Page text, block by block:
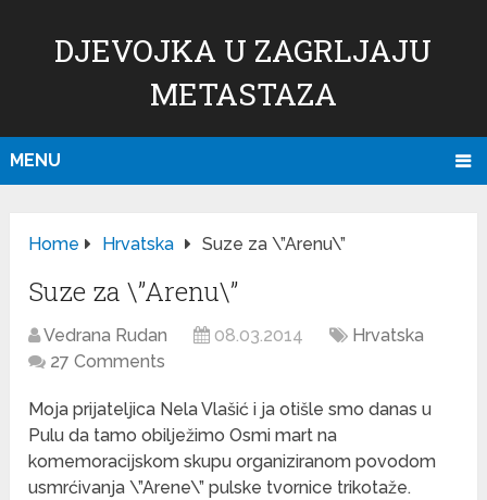
DJEVOJKA U ZAGRLJAJU
METASTAZA
MENU
Home Hrvatska Suze za \”Arenu\”
Suze za \”Arenu\”
Vedrana Rudan 08.03.2014
Hrvatska
27 Comments
Moja prijateljica Nela Vlašić i ja otišle smo danas u
Pulu da tamo obilježimo Osmi mart na
komemoracijskom skupu organiziranom povodom
usmrćivanja \”Arene\” pulske tvornice trikotaže.